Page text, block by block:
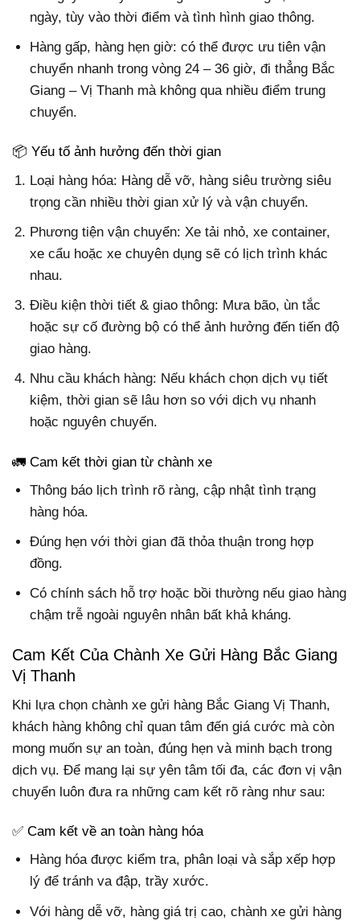
ngày, tùy vào thời điểm và tình hình giao thông.
Hàng gấp, hàng hẹn giờ: có thể được ưu tiên vận
chuyển nhanh trong vòng 24 – 36 giờ, đi thẳng Bắc
Giang – Vị Thanh mà không qua nhiều điểm trung
chuyển.
📦 Yếu tố ảnh hưởng đến thời gian
Loại hàng hóa: Hàng dễ vỡ, hàng siêu trường siêu
trọng cần nhiều thời gian xử lý và vận chuyển.
Phương tiện vận chuyển: Xe tải nhỏ, xe container,
xe cẩu hoặc xe chuyên dụng sẽ có lịch trình khác
nhau.
Điều kiện thời tiết & giao thông: Mưa bão, ùn tắc
hoặc sự cố đường bộ có thể ảnh hưởng đến tiến độ
giao hàng.
Nhu cầu khách hàng: Nếu khách chọn dịch vụ tiết
kiệm, thời gian sẽ lâu hơn so với dịch vụ nhanh
hoặc nguyên chuyến.
🚛 Cam kết thời gian từ chành xe
Thông báo lịch trình rõ ràng, cập nhật tình trạng
hàng hóa.
Đúng hẹn với thời gian đã thỏa thuận trong hợp
đồng.
Có chính sách hỗ trợ hoặc bồi thường nếu giao hàng
chậm trễ ngoài nguyên nhân bất khả kháng.
Cam Kết Của Chành Xe Gửi Hàng Bắc Giang
Vị Thanh
Khi lựa chọn chành xe gửi hàng Bắc Giang Vị Thanh,
khách hàng không chỉ quan tâm đến giá cước mà còn
mong muốn sự an toàn, đúng hẹn và minh bạch trong
dịch vụ. Để mang lại sự yên tâm tối đa, các đơn vị vận
chuyển luôn đưa ra những cam kết rõ ràng như sau:
✅ Cam kết về an toàn hàng hóa
Hàng hóa được kiểm tra, phân loại và sắp xếp hợp
lý để tránh va đập, trầy xước.
Với hàng dễ vỡ, hàng giá trị cao, chành xe gửi hàng